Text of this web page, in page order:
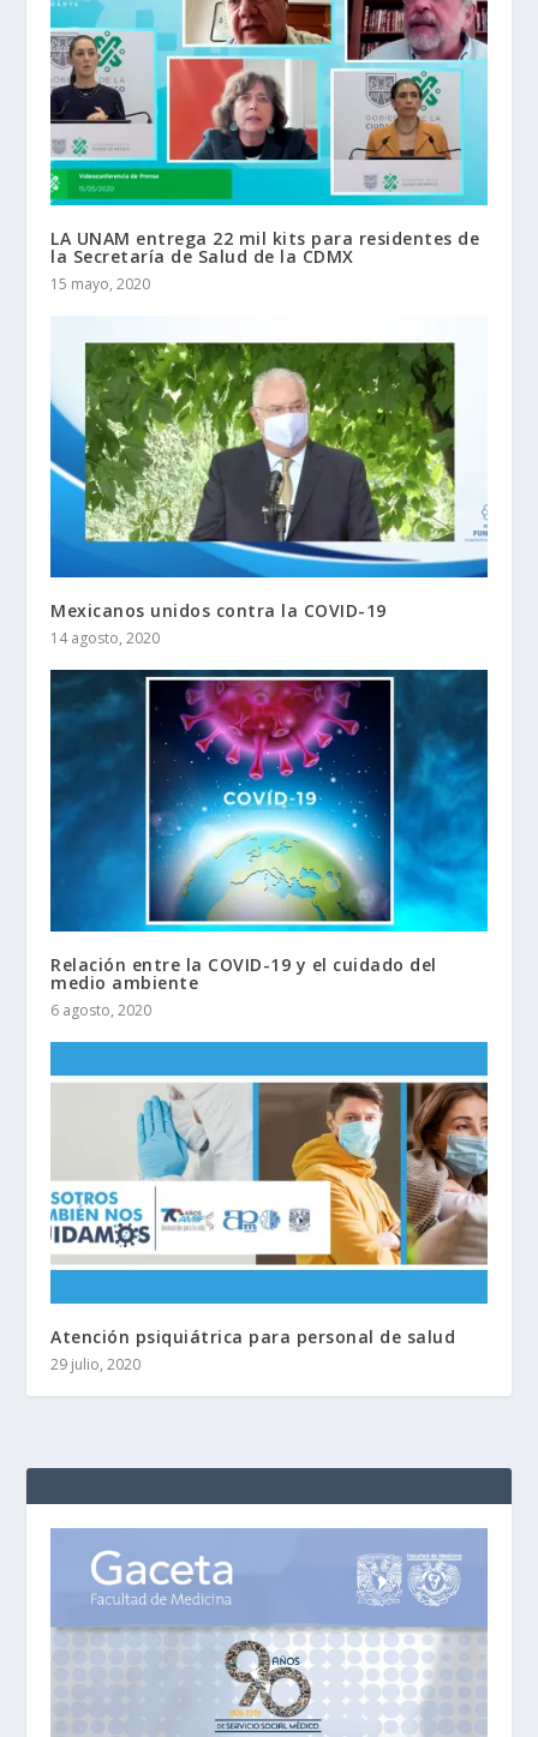
LA UNAM entrega 22 mil kits para residentes de
la Secretaría de Salud de la CDMX
15 mayo, 2020
Mexicanos unidos contra la COVID-19
14 agosto, 2020
Relación entre la COVID-19 y el cuidado del
medio ambiente
6 agosto, 2020
Atención psiquiátrica para personal de salud
29 julio, 2020